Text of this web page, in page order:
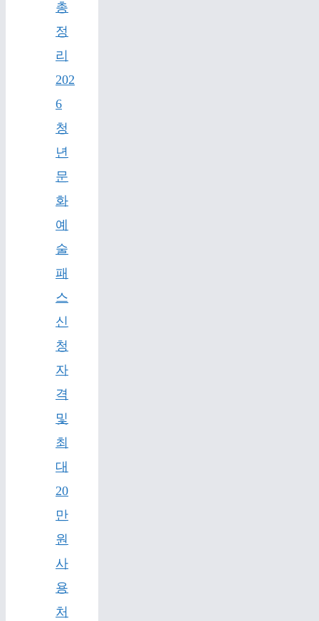
총
정
리
202
6
청
년
문
화
예
술
패
스
신
청
자
격
및
최
대
20
만
원
사
용
처